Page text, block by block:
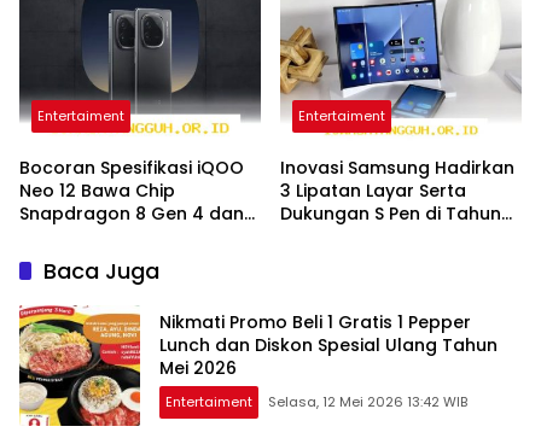
Entertaiment
Bocoran Spesifikasi iQOO
Neo 12 Bawa Chip
Snapdragon 8 Gen 4 dan
Entertaiment
Inovasi Samsung Hadirkan
3 Lipatan Layar Serta
Dukungan S Pen di Tahun
Baca Juga
Nikmati Promo Beli 1 Gratis 1 Pepper
Lunch dan Diskon Spesial Ulang Tahun
Mei 2026
Entertaiment Selasa, 12 Mei 2026 13:42 WIB